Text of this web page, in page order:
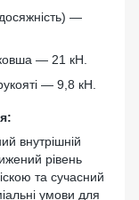
—
— 21 кН.
— 9,8 кН.
внутрішній
рівень
та сучасний
умови для